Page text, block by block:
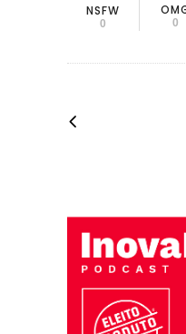
NSFW
0 0